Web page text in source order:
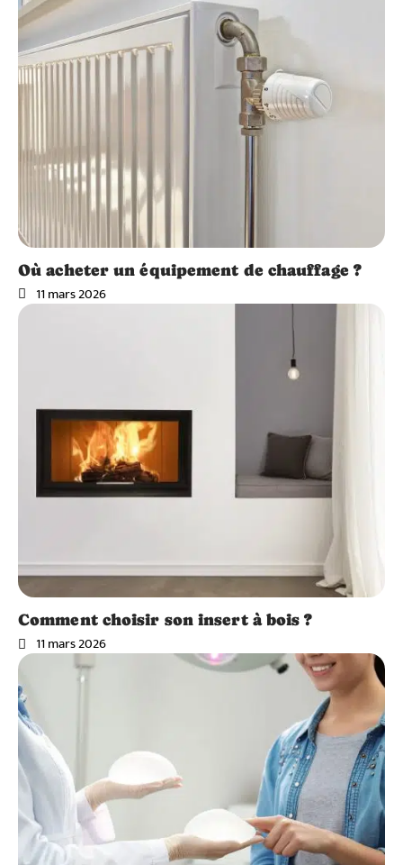
Où acheter un équipement de chauffage ?
11 mars 2026
Comment choisir son insert à bois ?
11 mars 2026